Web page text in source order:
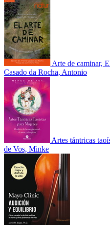
Arte de caminar,
Casado da Rocha, Antonio
Artes tántricas
de Vos, Minke